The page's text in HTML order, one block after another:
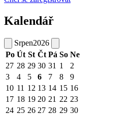
Kalendář
Srpen2026
Po Út St Čt Pá So Ne
27 28 29 30 31 1
2
3
4 5 6 7 8
9
10 11 12 13 14 15 16
17 18 19 20 21 22 23
24 25 26 27 28 29 30